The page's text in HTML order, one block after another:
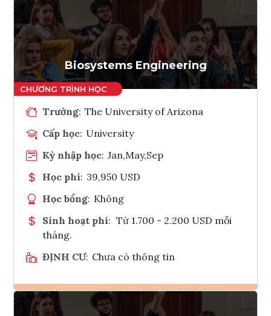
Ghi danh
Tham vấn Interlink
Biosystems Engineering
Trường: The University of Arizona
Cấp học: University
Kỳ nhập học: Jan,May,Sep
Học phí: 39,950 USD
Học bổng: Không
Sinh hoạt phí: Từ 1.700 - 2.200 USD mỗi
tháng.
ĐỊNH CƯ: Chưa có thông tin
Ghi danh